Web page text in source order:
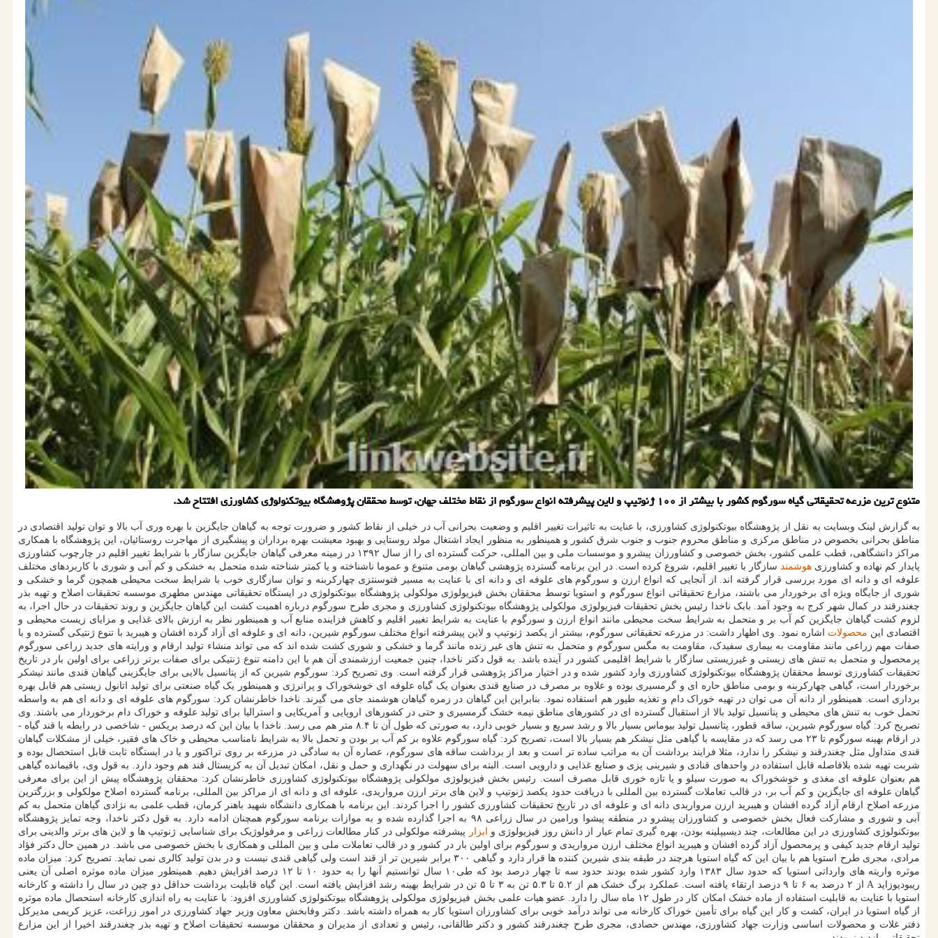
متنوع ترین مزرعه تحقیقاتی گیاه سورگوم كشور با بیشتر از ۱۰۰ ژنوتیپ و لاین​ پیشرفته انواع سورگوم از نقاط مختلف جهان، توسط محققان پژوهشگاه بیوتكنولوژی كشاورزی افتتاح شد.
به گزارش لینک وبسایت به نقل از پژوهشگاه بیوتکنولوژی کشاورزی، با عنایت به تاثیرات تغییر اقلیم و وضعیت بحرانی آب در خیلی از نقاط کشور و ضرورت توجه به گیاهان جایگزین با بهره وری آب بالا و توان تولید اقتصادی در
مناطق بحرانی بخصوص در مناطق مرکزی و مناطق محروم جنوب و جنوب شرق کشور و همینطور به منظور ایجاد اشتغال مولد روستایی و بهبود معیشت بهره برداران و پیشگیری از مهاجرت روستائیان، این پژوهشگاه با همکاری
مراکز دانشگاهی، قطب علمی کشور، بخش خصوصی و کشاورزان پیشرو و موسسات ملی و بین المللی، حرکت گسترده ای را از سال ۱۳۹۲ در زمینه معرفی گیاهان جایگزین سازگار با شرایط تغییر اقلیم در چارچوب کشاورزی
پایدار کم نهاده و کشاورزیهوشمند سازگار با تغییر اقلیم، شروع کرده است. در این برنامه گسترده پژوهشی گیاهان بومی متنوع و عموما ناشناخته و یا کمتر شناخته شده متحمل به خشکی و کم آبی و شوری با کاربردهای مختلف
علوفه ای و دانه ای مورد بررسی قرار گرفته اند. از آنجایی که انواع ارزن و سورگوم های علوفه ای و دانه ای با عنایت به مسیر فتوسنتزی چهارکربنه و توان سازگاری خوب با شرایط سخت محیطی همچون گرما و خشکی و
شوری از جایگاه ویژه ای برخوردار می باشند، مزارع تحقیقاتی انواع سورگوم و استویا توسط محققان بخش فیزیولوژی مولکولی پژوهشگاه بیوتکنولوژی در ایستگاه تحقیقاتی مهندس مطهری موسسه تحقیقات اصلاح و تهیه بذر
چغندرقند در کمال شهر کرج به وجود آمد. بابک ناخدا رئیس بخش تحقیقات فیزیولوژی مولکولی پژوهشگاه بیوتکنولوژی کشاورزی و مجری طرح سورگوم درباره اهمیت کشت این گیاهان جایگزین و روند تحقیقات در حال اجرا، به
لزوم کشت گیاهان جایگزین کم آب بر و متحمل به شرایط سخت محیطی مانند انواع ارزن و سورگوم با عنایت به شرایط تغییر اقلیم و کاهش فزاینده منابع آب و همینطور نظر به ارزش بالای غذایی و مزایای زیست محیطی و
اقتصادی این محصولات اشاره نمود. وی اظهار داشت: در مزرعه تحقیقاتی سورگوم، بیشتر از یکصد ژنوتیپ و لاین پیشرفته انواع مختلف سورگوم شیرین، دانه ای و علوفه ای آزاد گرده افشان و هیبرید با تنوع ژنتیکی گسترده و با
صفات مهم زراعی مانند مقاومت به بیماری سفیدک، مقاومت به مگس سورگوم و متحمل به تنش​ های غیر زنده مانند گرما و خشکی و شوری کشت شده اند که می تواند منشاء تولید ارقام و ورایته های جدید زراعی سورگوم
پرمحصول و متحمل به تنش های زیستی و غیرزیستی سازگار با شرایط اقلیمی کشور در آینده باشد. به قول دکتر ناخدا، چنین جمعیت ارزشمندی آن هم با این دامنه تنوع ژنتیکی برای صفات برتر زراعی برای اولین بار در تاریخ
تحقیقات کشاورزی توسط محققان پژوهشگاه بیوتکنولوژی کشاورزی وارد کشور شده و در اختیار مراکز پژوهشی قرار گرفته است. وی تصریح کرد: سورگوم شیرین که از پتانسیل بالایی برای جایگزینی گیاهان قندی مانند نیشکر
برخوردار است، گیاهی چهارکربنه و بومی مناطق حاره ای و گرمسیری بوده و علاوه بر مصرف در صنایع قندی بعنوان یک گیاه علوفه ای خوشخوراک و پرانرژی و همینطور یک گیاه صنعتی برای تولید اتانول زیستی هم قابل بهره
برداری است. همینطور از دانه آن می توان در تهیه خوراک دام و تغذیه طیور هم استفاده نمود. بنابراین این گیاهان در زمره گیاهان هوشمند جای می گیرند. ناخدا خاطرنشان کرد: سورگوم های علوفه ای و دانه ای هم به واسطه
تحمل خوب به تنش های محیطی و پتانسیل تولید بالا از استقبال گسترده ای در کشورهای مناطق نیمه خشک گرمسیری و حتی در کشورهای اروپایی و آمریکایی و استرالیا برای تولید علوفه و خوراک دام برخوردار می باشند. وی
تصریح کرد: گیاه سورگوم شیرین، ساقه قطور، پتانسیل تولید بیوماس بسیار بالا و رشد سریع و بسیار خوبی دارد، به صورتی که طول آن تا ۸.۴ متر هم می رسد. ناخدا با بیان این که درصد بریکس - شاخصی در رابطه با قند گیاه -
در ارقام بهینه سورگوم تا ۲۳ می رسد که در مقایسه با گیاهی مثل نیشکر هم بسیار بالا است، تصریح کرد: گیاه سورگوم علاوه بر کم آب بر بودن و تحمل بالا به شرایط نامناسب محیطی و خاک های فقیر، خیلی از مشکلات گیاهان
قندی متداول مثل چغندرقند و نیشکر را ندارد، مثلا فرایند برداشت آن به مراتب ساده تر است و بعد از برداشت ساقه های سورگوم، عصاره آن به سادگی در مزرعه بر روی تراکتور و یا در ایستگاه ثابت قابل استحصال بوده و
شربت تهیه شده بلافاصله قابل استفاده در واحدهای قنادی و شیرینی پزی و صنایع غذایی و دارویی است. البته برای سهولت در نگهداری و حمل و نقل، امکان تبدیل آن به کریستال قند هم وجود دارد. به قول وی، باقیمانده گیاهی
هم بعنوان علوفه ای مغذی و خوشخوراک به صورت سیلو و یا تازه خوری قابل مصرف است. رئیس بخش فیزیولوژی مولکولی پژوهشگاه بیوتکنولوژی کشاورزی خاطرنشان کرد: محققان پژوهشگاه پیش از این برای معرفی
گیاهان علوفه ای جایگزین و کم آب بر، در قالب تعاملات گسترده بین المللی با دریافت حدود یکصد ژنوتیپ و لاین های برتر ارزن مرواریدی، علوفه ای و دانه ای از مراکز بین المللی، برنامه گسترده اصلاح مولکولی و بزرگترین
مزرعه اصلاح ارقام آزاد گرده افشان و هیبرید ارزن مرواریدی دانه ای و علوفه ای در تاریخ تحقیقات کشاورزی کشور را اجرا کردند. این برنامه با همکاری دانشگاه شهید باهنر کرمان، قطب علمی به نژادی گیاهان متحمل به کم
آبی و شوری و مشارکت فعال بخش خصوصی و کشاورزان پیشرو در منطقه پیشوا ورامین در سال زراعی ۹۸ به اجرا گذارده شده و به موازات برنامه سورگوم همچنان ادامه دارد. به قول دکتر ناخدا، وجه تمایز پژوهشگاه
بیوتکنولوژی کشاورزی در این مطالعات، چند دیسیپلینه بودن، بهره گیری تمام عیار از دانش روز فیزیولوژی و
ابزار
پیشرفته مولکولی در کنار مطالعات زراعی و مرفولوژیک برای شناسایی ژنوتیپ ها و لاین های برتر والدینی برای
تولید ارقام جدید کیفی و پرمحصول آزاد گرده افشان و هیبرید انواع مختلف ارزن مرواریدی و سورگوم برای اولین بار در کشور و در قالب تعاملات ملی و بین المللی و همکاری با بخش خصوصی می باشد. در همین حال دکتر فؤاد
مرادی، مجری طرح استویا هم با بیان این که گیاه استویا هرچند در طبقه بندی شیرین کننده ها قرار دارد و گیاهی ۳۰۰ برابر شیرین تر از قند است ولی گیاهی قندی نیست و در بدن تولید کالری نمی نماید. تصریح کرد: میزان ماده
موثره واریته های وارداتی استویا که حدود سال ۱۳۸۳ وارد کشور شده بودند حدود سه تا چهار درصد بود که طی۱۰ سال توانستیم آنها را به حدود ۱۰ تا ۱۲ درصد افزایش دهیم. همینطور میزان ماده موثره اصلی آن یعنی
ریبودیوزاید A از ۲ درصد به ۶ تا ۹ درصد ارتقاء یافته است. عملکرد برگ خشک هم از ۵.۲ تا ۵.۳ تن به ۳ تا ۵ تن در شرایط بهینه رشد افزایش یافته است. این گیاه قابلیت برداشت حداقل دو چین در سال را داشته و کارخانه
استویا با عنایت به قابلیت استفاده از ماده خشک امکان کار در طول ۱۲ ماه سال را دارد. عضو هیات علمی بخش فیزیولوژی مولکولی پژوهشگاه بیوتکنولوژی کشاورزی افزود: با عنایت به راه اندازی کارخانه استحصال ماده موثره
از گیاه استویا در ایران، کشت و کار این گیاه برای تأمین خوراک کارخانه می تواند درآمد خوبی برای کشاورزان استویا کار به همراه داشته باشد. دکتر وفابخش معاون وزیر جهاد کشاورزی در امور زراعت، عزیز کریمی مدیرکل
دفتر غلات و محصولات اساسی وزارت جهاد کشاورزی، مهندس حصادی، مجری طرح چغندرقند کشور و دکتر طالقانی، رئیس و تعدادی از مدیران و محققان موسسه تحقیقات اصلاح و تهیه بذر چغندرقند اخیرا از این مزارع